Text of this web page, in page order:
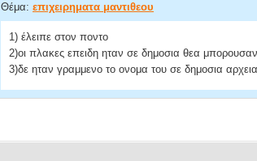
Θέμα: επιχειρηματα μαντιθεου
1) έλειπε στον ποντο
2)οι πλακες επειδη ηταν σε δημοσια θεα
3)δε ηταν γραμμενο το ονομα του σε δημοσια αρχεια